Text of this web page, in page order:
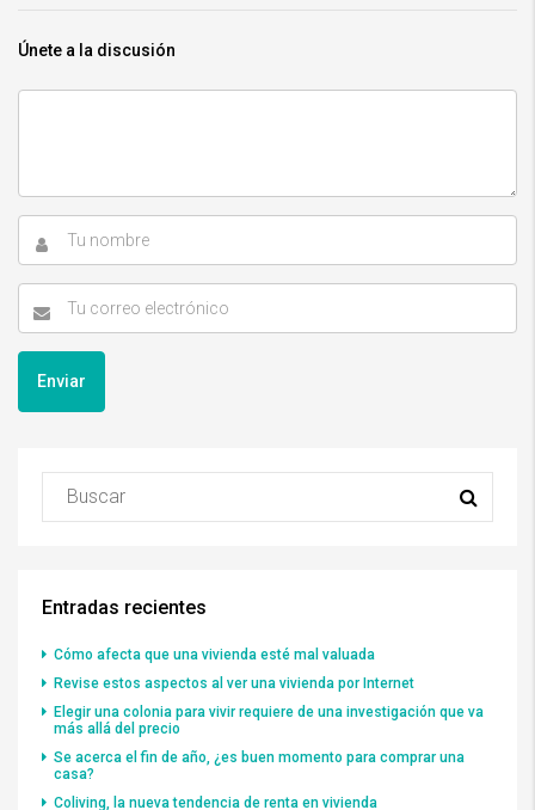
Únete a la discusión
Entradas recientes
Cómo afecta que una vivienda esté mal valuada
Revise estos aspectos al ver una vivienda por Internet
Elegir una colonia para vivir requiere de una investigación que va
más allá del precio
Se acerca el fin de año, ¿es buen momento para comprar una
casa?
Coliving, la nueva tendencia de renta en vivienda